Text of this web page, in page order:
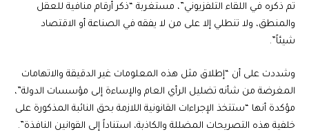
تم ذكره في اللقاء التلفزيوني”، مستغربة “ذكر أرقام منافية للعقل
والمنطق، ولا تنطلي إلا على من لا يفقه في الصناعة أو الاقتصاد
شيئاً”.
وشددت على أن “إطلاق مثل هذه المعلومات غير الدقيقة والاتهامات
المغرضة من شأنه تضليل الرأي العام والإساءة إلى مؤسسات الدولة”،
مؤكدة أنها “ستتخذ الإجراءات القانونية اللازمة بحق النائبة المذكورة على
خلفية هذه التصريحات المضللة والكاذبة، استناداً إلى القوانين النافذة”.